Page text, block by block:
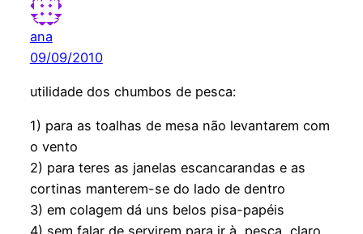
ana
09/09/2010
utilidade dos chumbos de pesca:
1) para as toalhas de mesa não levantarem com
o vento
2) para teres as janelas escancarandas e as
cortinas manterem-se do lado de dentro
3) em colagem dá uns belos pisa-papéis